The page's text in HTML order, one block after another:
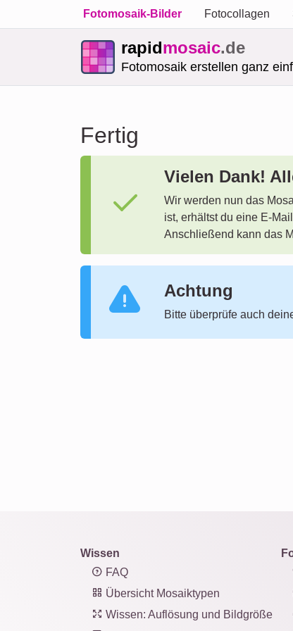
Fotomosaik-Bilder Fotocollagen
rapidmosaic.de
Fotomosaik erstellen ganz
Fertig
Vielen Dank!
Wir werden nun das
ist, erhältst du eine E-
Anschließend kann das
Achtung
Bitte überprüfe auch
Wissen
FAQ
Übersicht Mosaiktypen
Wissen: Auflösung und Bildgröße